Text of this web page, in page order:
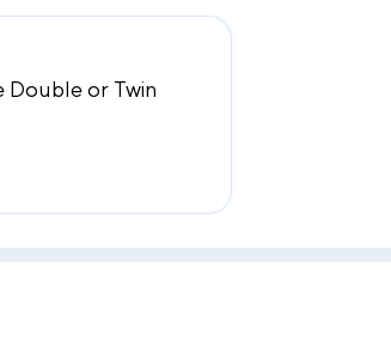
Double or Twin